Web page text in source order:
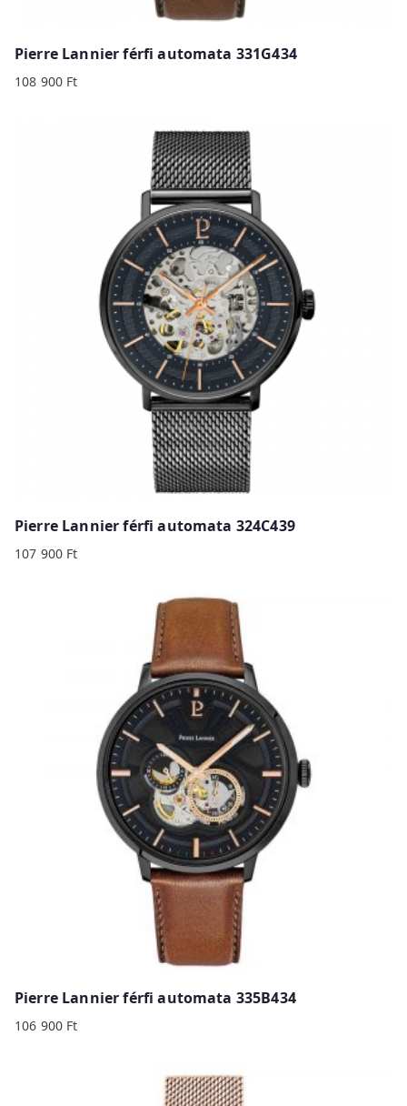
Pierre Lannier férfi automata 331G434
108 900 Ft
Pierre Lannier férfi automata 324C439
107 900 Ft
Pierre Lannier férfi automata 335B434
106 900 Ft